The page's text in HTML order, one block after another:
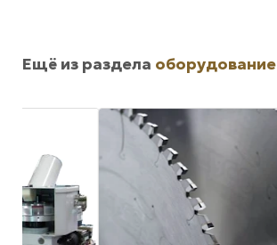
Ещё из раздела оборудование